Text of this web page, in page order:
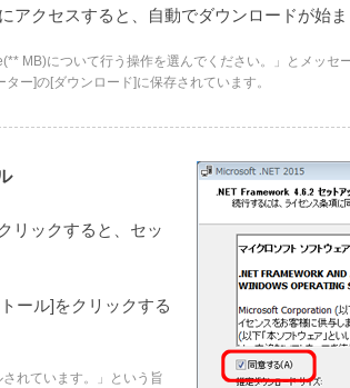
にアクセスすると、自動でダウンロードが始ま
MB)について行う操作を選んでください。」とメッセ
ー]の[ダウンロード]に保存されています。
リックすると、セッ
ール]をクリックする
れています。」という旨